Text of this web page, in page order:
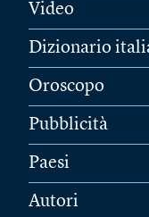
Video
Dizionario
Oroscopo
Pubblicità
Paesi
Autori